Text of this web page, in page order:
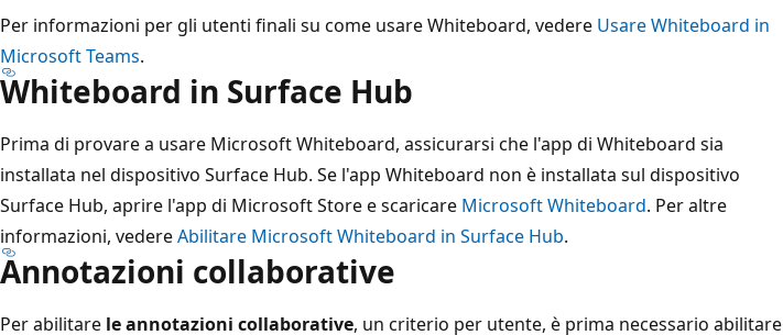
Per informazioni per gli utenti finali su come usare Whiteboard, vedere Usare Whiteboard in
Microsoft Teams.
Whiteboard in Surface Hub
Prima di provare a usare Microsoft Whiteboard, assicurarsi che l'app di Whiteboard sia
installata nel dispositivo Surface Hub. Se l'app Whiteboard non è installata sul dispositivo
Surface Hub, aprire l'app di Microsoft Store e scaricare Microsoft Whiteboard. Per altre
informazioni, vedereAbilitare Microsoft Whiteboard in Surface Hub.
Annotazioni collaborative
Per abilitare le annotazioni collaborative, un criterio per utente, è prima necessario abilitare